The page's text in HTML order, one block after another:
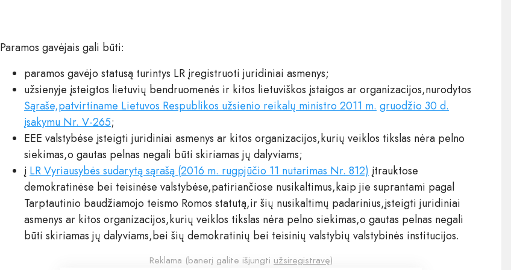
Paramos gavėjais gali būti:
paramos gavėjo statusą turintys LR įregistruoti juridiniai asmenys;
užsienyje įsteigtos lietuvių bendruomenės ir kitos lietuviškos įstaigos ar organizacijos,nurodytos
Sąraše,patvirtiname Lietuvos Respublikos užsienio reikalų ministro 2011 m. gruodžio 30 d.
įsakymu Nr. V-265;
EEE valstybėse įsteigti juridiniai asmenys ar kitos organizacijos,kurių veiklos tikslas nėra pelno
siekimas,o gautas pelnas negali būti skiriamas jų dalyviams;
į LR Vyriausybės sudarytą sąrašą (2016 m. rugpjūčio 11 nutarimas Nr. 812) įtrauktose
demokratinėse bei teisinėse valstybėse,patiriančiose nusikaltimus,kaip jie suprantami pagal
Tarptautinio baudžiamojo teismo Romos statutą,ir šių nusikaltimų padarinius,įsteigti juridiniai
asmenys ar kitos organizacijos,kurių veiklos tikslas nėra pelno siekimas,o gautas pelnas negali
būti skiriamas jų dalyviams,bei šių demokratinių bei teisinių valstybių valstybinės institucijos.
Reklama (banerį galite išjungti užsiregistravę)